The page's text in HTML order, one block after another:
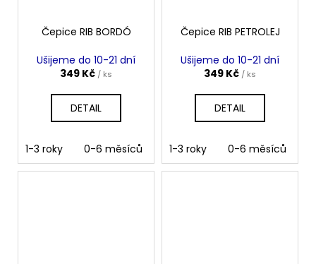
Čepice RIB BORDÓ
Ušijeme do 10-21 dní
349 Kč / ks
DETAIL
1-3 roky 0-6 měsíců 6-12 měsíců 4-10 let
Čepice RIB PETROLEJ
Ušijeme do 10-21 dní
349 Kč / ks
DETAIL
1-3 roky 0-6 měsíců